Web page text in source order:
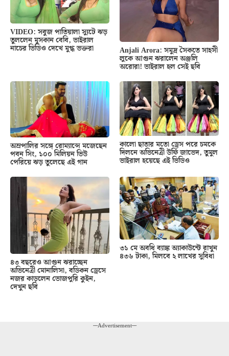
VIDEO: সবুজ পাতিয়ালা স্যুটে ঝড়
তুললেন মুসকান বেবি, ভাইরাল
নাচের ভিডিও দেখে মুগ্ধ ভক্তরা Anjali Arora: সমুদ্র সৈকতে সাহসী
লুকে আগুন ঝরালেন অঞ্জলি
অরোরা! ভাইরাল হল সেই ছবি
অম্রপালির সঙ্গে রোম্যান্সে মজেছেন
পবন সিং, ১০০ মিলিয়ন ভিউ
পেরিয়ে ঝড় তুলেছে এই গান
কালো ছাতার মতো ড্রেস পরে চমকে
দিলনে অভিনেত্রী উর্ফি জাভেদ, তুমুল
ভাইরাল হয়েছে এই ভিডিও
৪৩ বছরেও আগুন ঝরাচ্ছেন
অভিনেত্রী মোনালিসা, বডিকন ড্রেসে
নজর কাড়লেন ভোজপুরি কুইন,
দেখুন ছবি
৩১ মে অবধি ব্যাঙ্ক অ্যাকাউন্টে রাখুন
৪৩৬ টাকা, মিলবে ২ লাখের সুবিধা
---Advertisement---